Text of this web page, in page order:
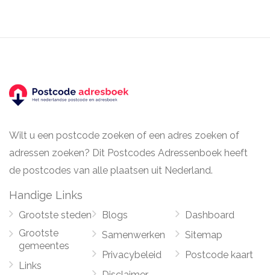
Wilt u een postcode zoeken of een adres zoeken of
adressen zoeken? Dit Postcodes Adressenboek heeft
de postcodes van alle plaatsen uit Nederland.
Handige Links
Grootste steden
Grootste
gemeentes
Links
Blogs
Samenwerken
Privacybeleid
Dashboard
Sitemap
Postcode kaart